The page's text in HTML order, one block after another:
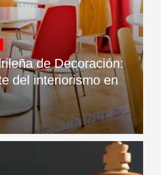
de Decoración:
del interiorismo en